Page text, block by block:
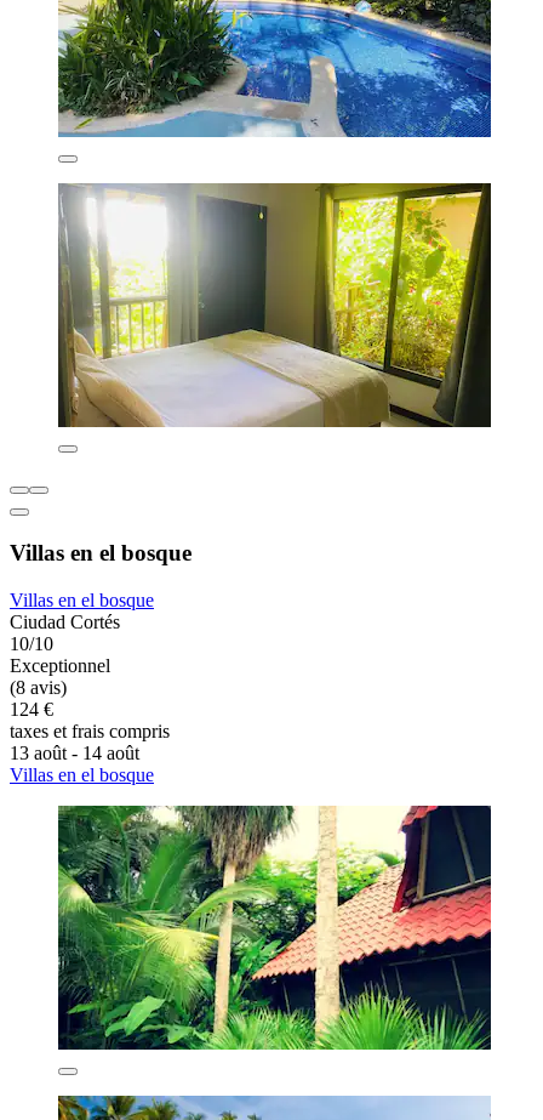
Villas en el bosque
Villas en el bosque
Ciudad Cortés
10/10
Exceptionnel
(8 avis)
124 €
taxes et frais compris
13 août - 14 août
Villas en el bosque